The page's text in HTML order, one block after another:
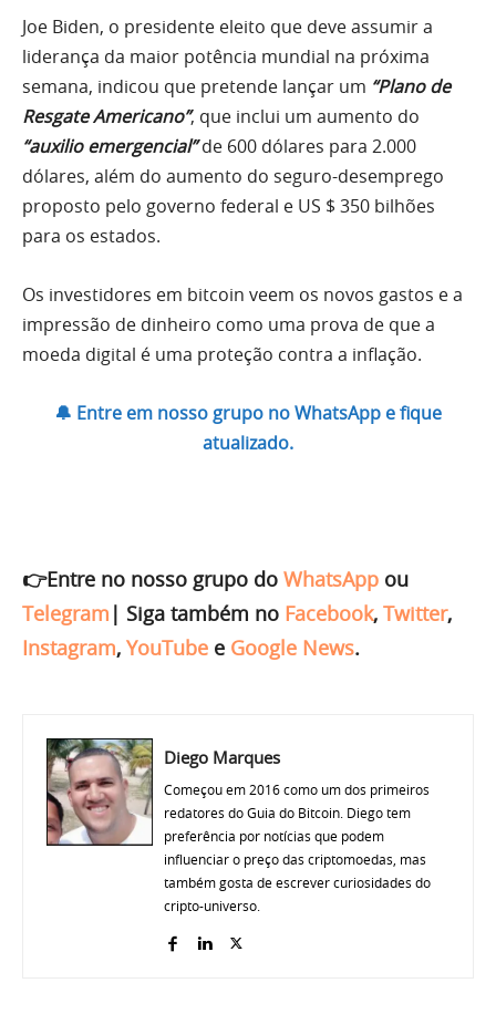
Joe Biden, o presidente eleito que deve assumir a
liderança da maior potência mundial na próxima
semana, indicou que pretende lançar um “Plano de
Resgate Americano”, que inclui um aumento do
“auxilio emergencial”de 600 dólares para 2.000
dólares, além do aumento do seguro-desemprego
proposto pelo governo federal e US $ 350 bilhões
para os estados.
Os investidores em bitcoin veem os novos gastos e a
impressão de dinheiro como uma prova de que a
moeda digital é uma proteção contra a inflação.
🔔 Entre em nosso grupo no WhatsApp e fique
atualizado.
👉Entre no nosso grupo do WhatsApp ou
Telegram | Siga também no Facebook, Twitter,
Instagram, YouTube e Google News.
Diego Marques
Começou em 2016 como um dos primeiros
redatores do Guia do Bitcoin. Diego tem
preferência por notícias que podem
influenciar o preço das criptomoedas, mas
também gosta de escrever curiosidades do
cripto-universo.